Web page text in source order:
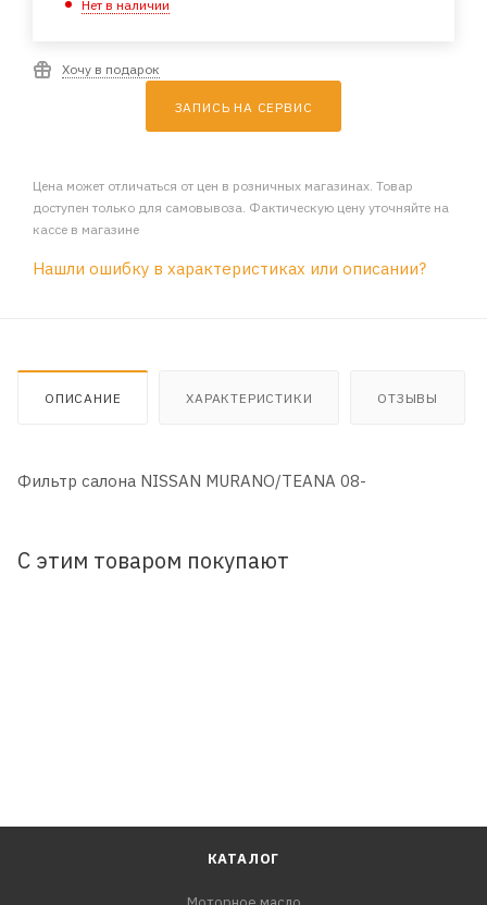
Нет в наличии
Хочу в подарок
ЗАПИСЬ НА СЕРВИС
Цена может отличаться от цен в розничных магазинах. Товар
доступен только для самовывоза. Фактическую цену уточняйте на
кассе в магазине
Нашли ошибку в характеристиках или описании?
ОПИСАНИЕ ХАРАКТЕРИСТИКИ ОТЗЫВЫ
Фильтр салона NISSAN MURANO/TEANA 08-
С этим товаром покупают
КАТАЛОГ